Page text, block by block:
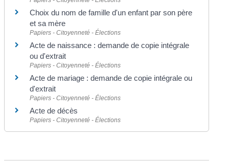
Choix du nom de famille d'un enfant par son père
et sa mère
Papiers - Citoyenneté - Élections
Acte de naissance : demande de copie intégrale
ou d'extrait
Papiers - Citoyenneté - Élections
Acte de mariage : demande de copie intégrale ou
d'extrait
Papiers - Citoyenneté - Élections
Acte de décès
Papiers - Citoyenneté - Élections